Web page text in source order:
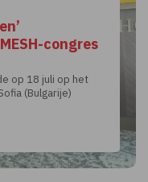
congres
op 18 juli op het
(Bulgarije)